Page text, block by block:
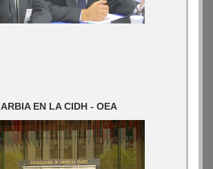
ARBIA EN LA CIDH - OEA